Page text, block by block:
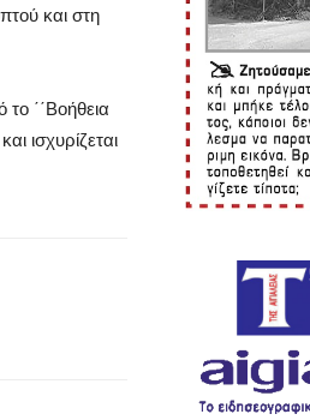
και στη
΄΄Βοήθεια
ισχυρίζεται